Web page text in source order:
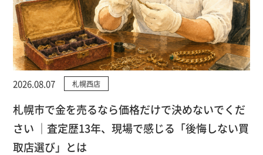
2026.08.07 札幌西店
札幌市で金を売るなら価格だけで決めないでくだ
さい ｜査定歴13年、現場で感じる「後悔しない買
取店選び」とは